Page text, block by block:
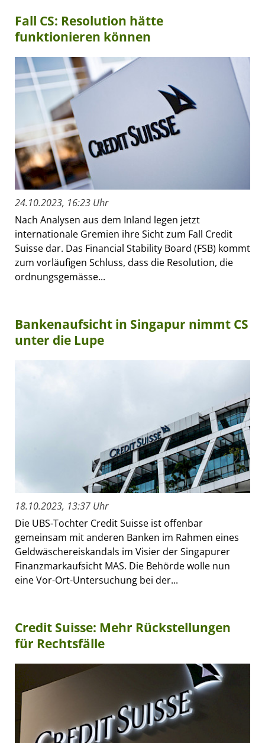
Fall CS: Resolution hätte
funktionieren können
24.10.2023, 16:23 Uhr
Nach Analysen aus dem Inland legen jetzt
internationale Gremien ihre Sicht zum Fall Credit
Suisse dar. Das Financial Stability Board (FSB) kommt
zum vorläufigen Schluss, dass die Resolution, die
ordnungsgemässe...
Bankenaufsicht in Singapur nimmt CS
unter die Lupe
18.10.2023, 13:37 Uhr
Die UBS-Tochter Credit Suisse ist offenbar
gemeinsam mit anderen Banken im Rahmen eines
Geldwäschereiskandals im Visier der Singapurer
Finanzmarkaufsicht MAS. Die Behörde wolle nun
eine Vor-Ort-Untersuchung bei der...
Credit Suisse: Mehr Rückstellungen
für Rechtsfälle